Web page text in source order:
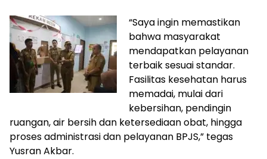
“Saya ingin memastikan
bahwa masyarakat
mendapatkan pelayanan
terbaik sesuai standar.
Fasilitas kesehatan harus
memadai, mulai dari
kebersihan, pendingin
ruangan, air bersih dan ketersediaan obat, hingga
proses administrasi dan pelayanan BPJS,” tegas
Yusran Akbar.